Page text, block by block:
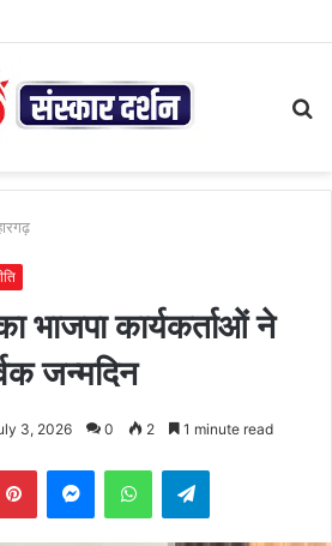
भाजपा कार्यकर्ताओं ने
जन्मदिन
3, 2026 0 2 1 minute read
PinterestMessengerWhatsAppTelegram